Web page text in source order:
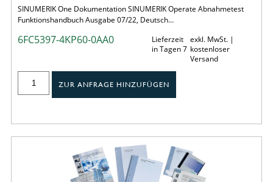
SINUMERIK One Dokumentation SINUMERIK Operate Abnahmetest
Funktionshandbuch Ausgabe 07/22, Deutsch…
6FC5397-4KP60-0AA0
Lieferzeit
in Tagen 7
exkl. MwSt. |
kostenloser
Versand
ZUR ANFRAGE HINZUFÜGEN